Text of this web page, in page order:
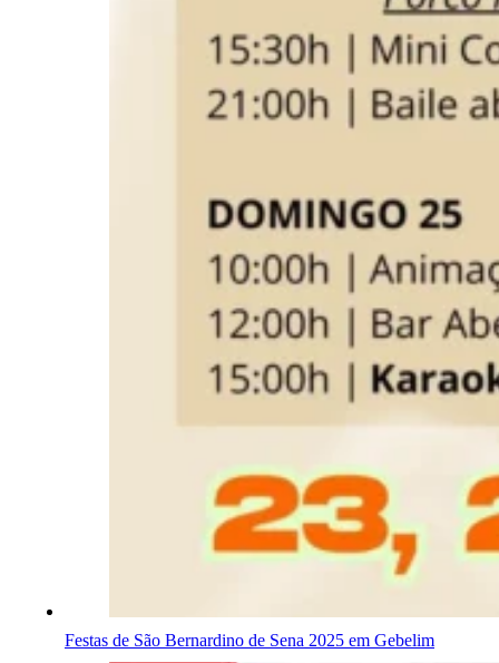
Festas de São Bernardino de Sena 2025 em Gebelim